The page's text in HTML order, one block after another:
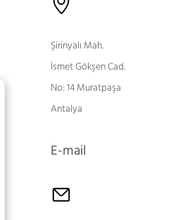
Şirinyalı Mah.
İsmet Gökşen Cad.
No: 14 Muratpaşa
Antalya
E-mail